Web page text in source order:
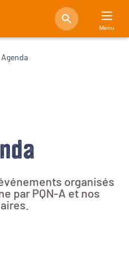
Menu
Agenda
organisés
par PQN-A et nos